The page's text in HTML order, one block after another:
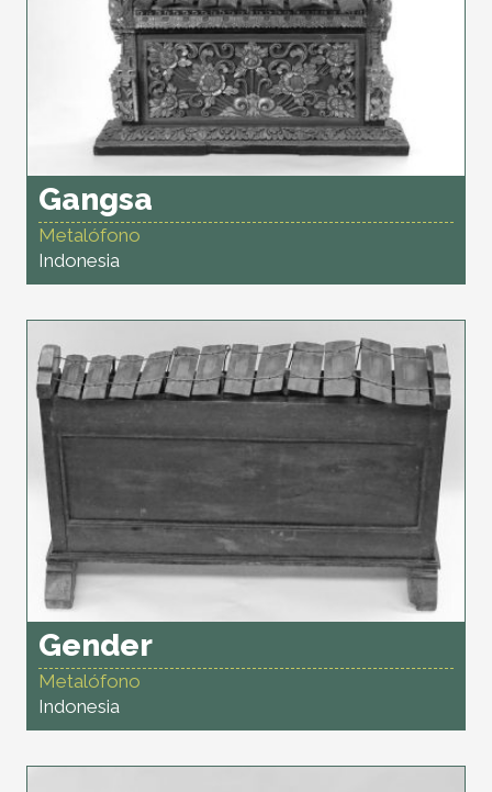
Gangsa
Metalófono
Indonesia
Gender
Metalófono
Indonesia